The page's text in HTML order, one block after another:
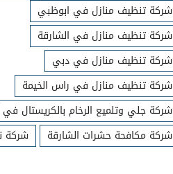
شركة تنظيف منازل في ابوظبي
شركة تنظيف منازل في الشارقة
شركة تنظيف منازل في دبي
شركة تنظيف منازل في راس الخيمة
شركة جلي وتلميع الرخام بالكريستال
شركة مكافحة حشرات الشارقة
شركة